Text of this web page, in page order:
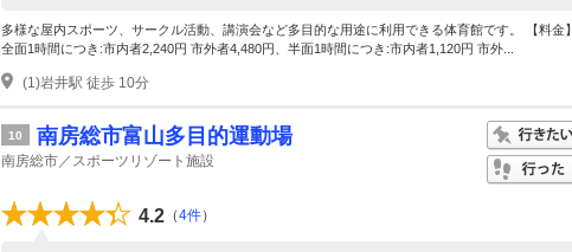
多様な屋内スポーツ、サークル活動、講演会など多目的な用途に利用できる体育館です。 【料金】
全面1時間につき:市内者2,240円 市外者4,480円、半面1時間につき:市内者1,120円 市外...
(1)岩井駅 徒歩 10分
10 南房総市富山多目的運動場
南房総市／スポーツリゾート施設
4.2 （4件）